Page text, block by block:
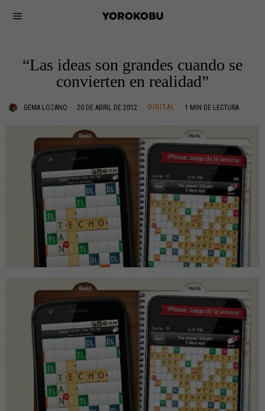
“Las ideas son grandes cuando se
convierten en realidad”
GEMA LOZANO 20 DE ABRIL DE 2012 DIGITAL 1 MIN DE LECTURA